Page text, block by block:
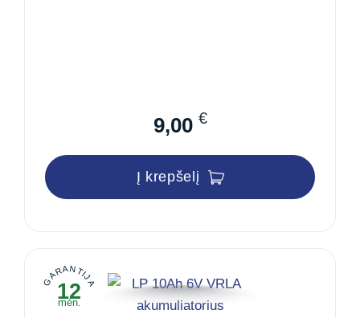
9,00 €
Į krepšelį
GARANTIJA
12
mėn.